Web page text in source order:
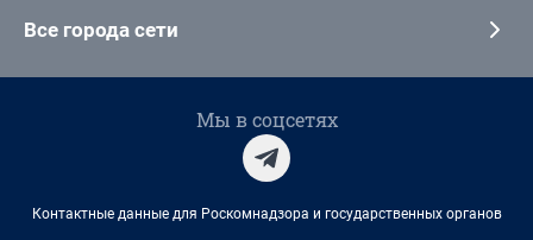
Все города сети
Мы в соцсетях
Контактные данные для Роскомнадзора и государственных органов